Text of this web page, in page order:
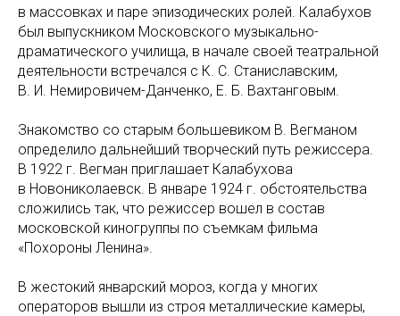
в массовках и паре эпизодических ролей. Калабухов
был выпускником Московского музыкально-
драматического училища, в начале своей театральной
деятельности встречался с К. С. Станиславским,
В. И. Немировичем-Данченко, Е. Б. Вахтанговым.
Знакомство со старым большевиком В. Вегманом
определило дальнейший творческий путь режиссера.
В 1922 г. Вегман приглашает Калабухова
в Новониколаевск. В январе 1924 г. обстоятельства
сложились так, что режиссер вошел в состав
московской киногруппы по съемкам фильма
«Похороны Ленина».
В жестокий январский мороз, когда у многих
операторов вышли из строя металлические камеры,